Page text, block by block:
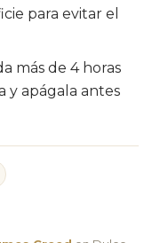
para evitar el
más de 4 horas
y apágala antes